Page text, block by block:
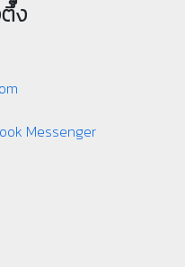
ง
Messenger